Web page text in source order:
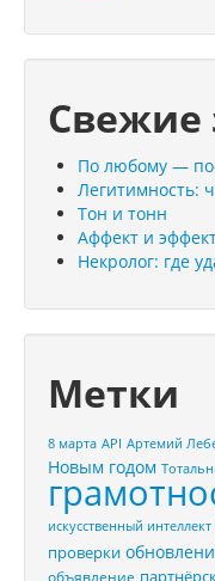
Свежие
По любому —
Легитимность:
Тон и тонн
Аффект и
Некролог: где
Метки
8 марта API Артемий
Новым годом
искусственный интеллект
проверки